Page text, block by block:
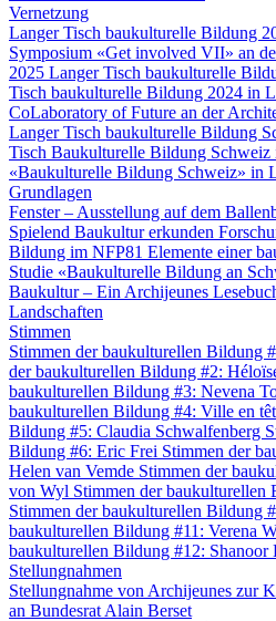
Vernetzung
Langer Tisch baukulturelle Bildung
Symposium «Get involved VII» an
2025 Langer Tisch baukulturelle
Tisch baukulturelle Bildung 2024 in
CoLaboratory of Future an der
Langer Tisch baukulturelle Bildung
Tisch Baukulturelle Bildung Schweiz
«Baukulturelle Bildung Schweiz» in
Grundlagen
Fenster – Ausstellung auf dem
Spielend Baukultur erkunden
Bildung im NFP81 Elemente einer
Studie «Baukulturelle Bildung an
Baukultur – Ein Archijeunes
Landschaften
Stimmen
Stimmen der baukulturellen Bildung
der baukulturellen Bildung #2:
baukulturellen Bildung #3: Nevena
baukulturellen Bildung #4: Ville en
Bildung #5: Claudia Schwalfenberg
Bildung #6: Eric Frei Stimmen der
Helen van Vemde Stimmen der
von Wyl Stimmen der
Stimmen der baukulturellen Bildung
baukulturellen Bildung #11: Verena
baukulturellen Bildung #12: Shanoor
Stellungnahmen
Stellungnahme von Archijeunes zur
an Bundesrat Alain Berset